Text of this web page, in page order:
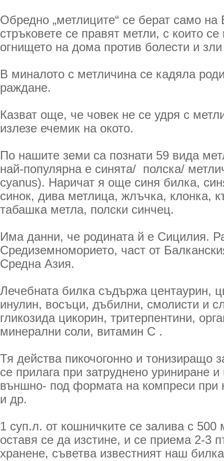
Обредно „метлиците“ се берат само на
стръковете се правят метли, с които
огнището на дома против болести и
В миналото с метличина се кадяла
раждане.
Казват още, че човек не се удря с
излезе ечемик на окото.
По нашите земи са познати 59 вида
най-популярна е синята/ полска/
cyanus). Наричат я още синя билка,
синок, дива метлица, жлъчка, клонка,
табашка метла, полски синчец.
Има данни, че родината й е Сицилия.
Средиземноморието, част от
Средна Азия.
Лечебната билка съдържа центаурин,
инулин, восъци, дъбилни, смолисти и
гликозида цикорин, тритерпентини,
минерални соли, витамин С .
Тя действа пикочогонно и тонизиращо
се прилага при затруднено уриниране
външно- под формата на компреси при
и др.
1 суп.л. от кошничките се залива с
оставя се да изстине, и се приема 2-3
хранене, съветва известният наш